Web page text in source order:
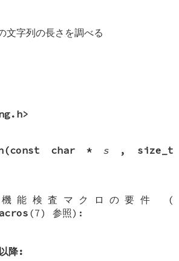
字列の長さを調べる
char * s
, size_t
能検査マクロの要件 (
(7) 参照):
降: